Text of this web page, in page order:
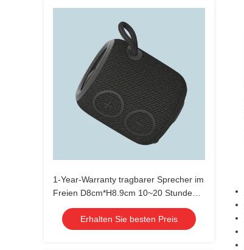
1-Year-Warranty tragbarer Sprecher im
Freien D8cm*H8.9cm 10~20 Stunden
Batteriedauer-
Erhalten Sie besten Preis